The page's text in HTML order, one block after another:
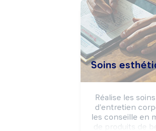
Soins
Réalise les
d'entretien
les conseille en
de produits de